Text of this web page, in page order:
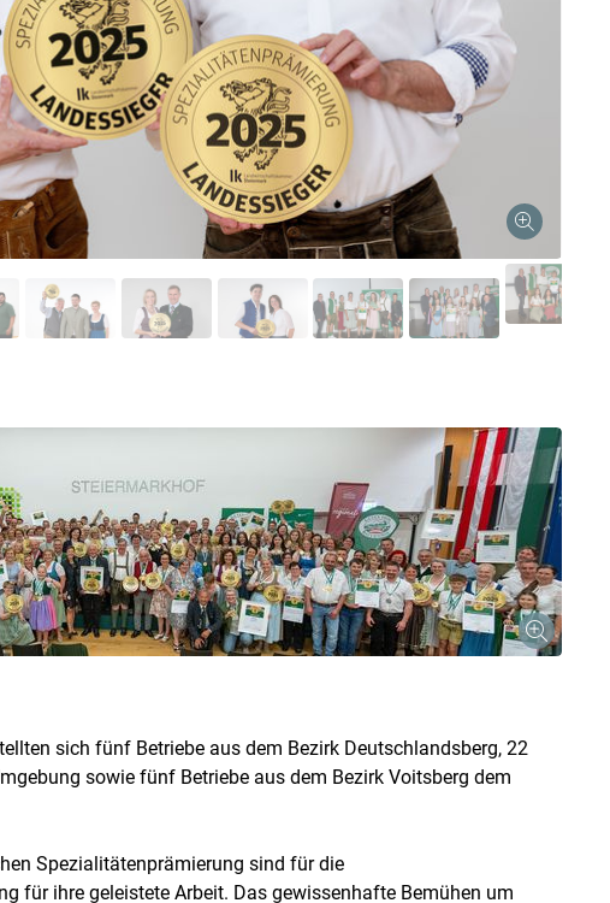
Skip to main content
sich fünf Betriebe aus dem Bezirk Deutschlandsberg, 22
sowie fünf Betriebe aus dem Bezirk Voitsberg dem
Spezialitätenprämierung sind für die
für ihre geleistete Arbeit. Das gewissenhafte Bemühen um